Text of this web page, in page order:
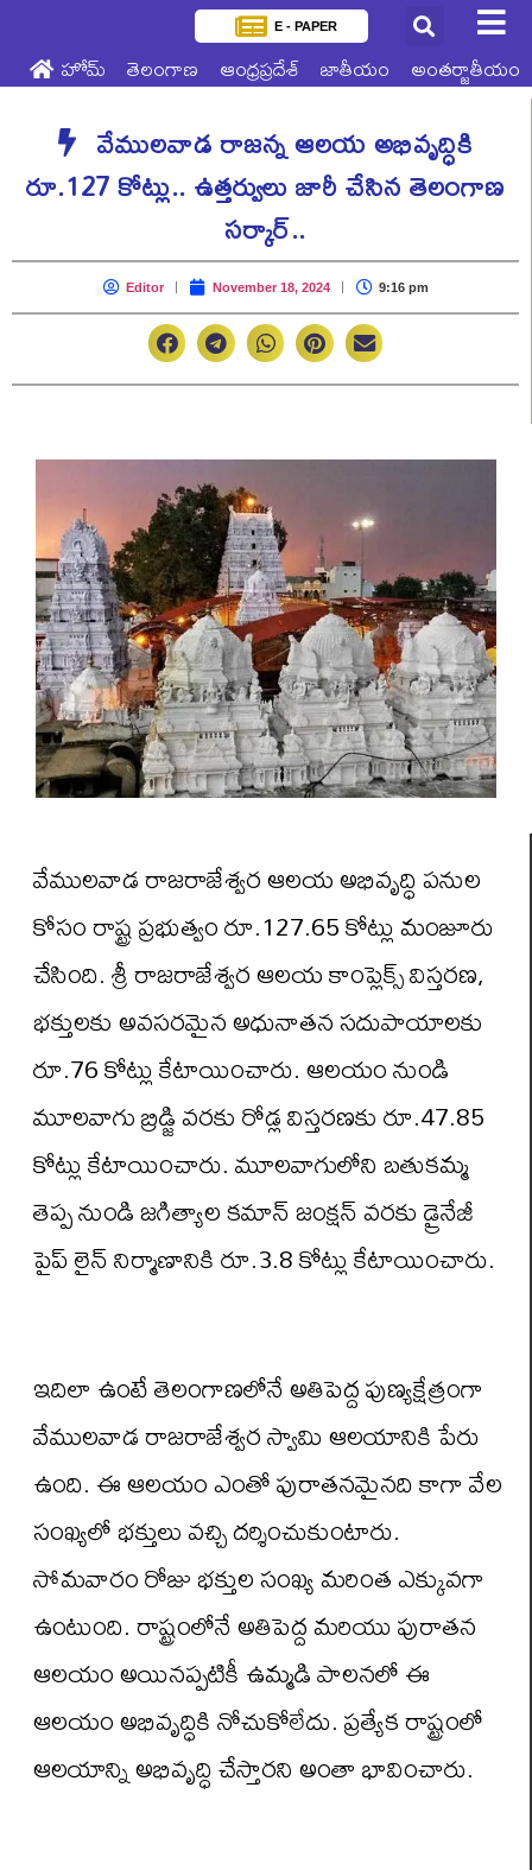
E - PAPER
హోమ్ తెలంగాణ ఆంధ్రప్రదేశ్ జాతీయం అంతర్జాతీయం
వేముల‌వాడ రాజ‌న్న ఆల‌య అభివృద్ధికి
రూ.127 కోట్లు.. ఉత్తర్వులు జారీ చేసిన తెలంగాణ
స‌ర్కార్..
Editor November 18, 2024 9:16 pm
వేముల‌వాడ రాజ‌రాజేశ్వ‌ర ఆల‌య అభివృద్ధి ప‌నుల
కోసం రాష్ట్ర ప్ర‌భుత్వం రూ.127.65 కోట్లు మంజూరు
చేసింది. శ్రీ రాజ‌రాజేశ్వ‌ర ఆల‌య కాంప్లెక్స్ విస్త‌ర‌ణ‌,
భ‌క్తుల‌కు అవ‌స‌ర‌మైన అధునాత‌న స‌దుపాయాల‌కు
రూ.76 కోట్లు కేటాయించారు. ఆల‌యం నుండి
మూల‌వాగు బ్రిడ్జి వ‌ర‌కు రోడ్ల విస్త‌ర‌ణ‌కు రూ.47.85
కోట్లు కేటాయించారు. మూల‌వాగులోని బ‌తుక‌మ్మ
తెప్ప నుండి జ‌గిత్యాల క‌మాన్ జంక్ష‌న్ వ‌ర‌కు డ్రైనేజీ
పైప్ లైన్ నిర్మాణానికి రూ.3.8 కోట్లు కేటాయించారు.
ఇదిలా ఉంటే తెలంగాణ‌లోనే అతిపెద్ద పుణ్యక్షేత్రంగా
వేముల‌వాడ రాజ‌రాజేశ్వ‌ర స్వామి ఆల‌యానికి పేరు
ఉంది. ఈ ఆల‌యం ఎంతో పురాత‌న‌మైన‌ది కాగా వేల
సంఖ్య‌లో భక్తులు వ‌చ్చి ద‌ర్శించుకుంటారు.
సోమ‌వారం రోజు భ‌క్తుల సంఖ్య మ‌రింత ఎక్కువ‌గా
ఉంటుంది. రాష్ట్రంలోనే అతిపెద్ద మ‌రియు పురాత‌న
ఆల‌యం అయిన‌ప్ప‌టికీ ఉమ్మ‌డి పాల‌నలో ఈ
ఆల‌యం అభివృద్ధికి నోచుకోలేదు. ప్ర‌త్యేక రాష్ట్రంలో
ఆల‌యాన్ని అభివృద్ధి చేస్తార‌ని అంతా భావించారు.